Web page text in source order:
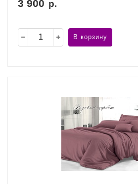
3 900 р.
В корзину